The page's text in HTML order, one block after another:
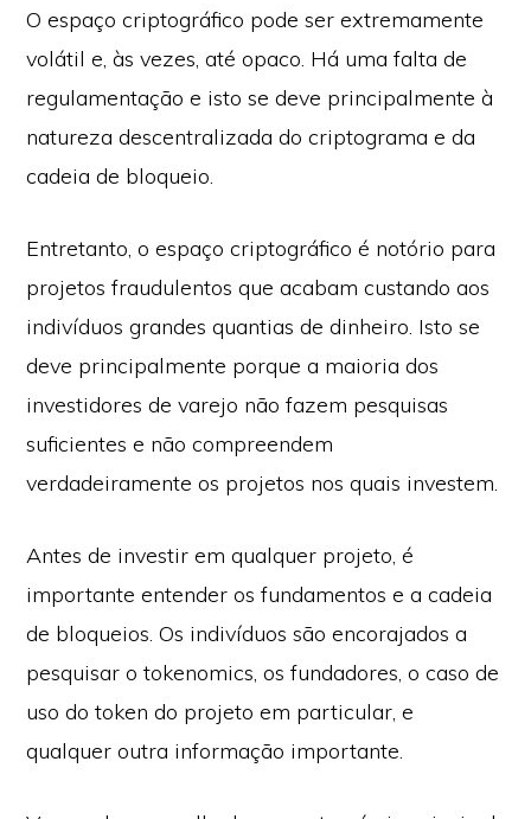
O espaço criptográfico pode ser extremamente
volátil e, às vezes, até opaco. Há uma falta de
regulamentação e isto se deve principalmente à
natureza descentralizada do criptograma e da
cadeia de bloqueio.
Entretanto, o espaço criptográfico é notório para
projetos fraudulentos que acabam custando aos
indivíduos grandes quantias de dinheiro. Isto se
deve principalmente porque a maioria dos
investidores de varejo não fazem pesquisas
suficientes e não compreendem
verdadeiramente os projetos nos quais investem.
Antes de investir em qualquer projeto, é
importante entender os fundamentos e a cadeia
de bloqueios. Os indivíduos são encorajados a
pesquisar o tokenomics, os fundadores, o caso de
uso do token do projeto em particular, e
qualquer outra informação importante.